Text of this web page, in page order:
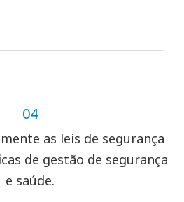
04
as leis de segurança
de gestão de segurança
e saúde.